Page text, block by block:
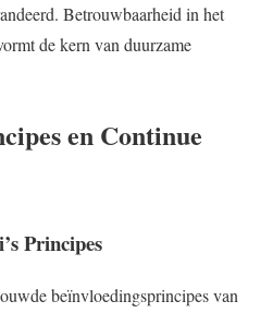
Betrouwbaarheid in het
de kern van duurzame
en Continue
Principes
beïnvloedingsprincipes van